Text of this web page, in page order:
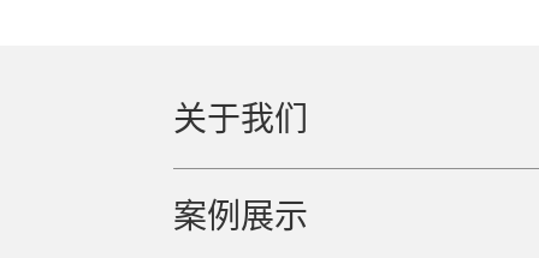
关于我们
案例展示